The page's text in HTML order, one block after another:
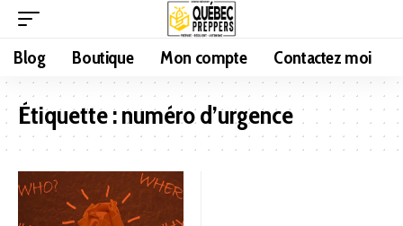
Blog Boutique Mon compte Contactez moi
Étiquette :numéro d’urgence